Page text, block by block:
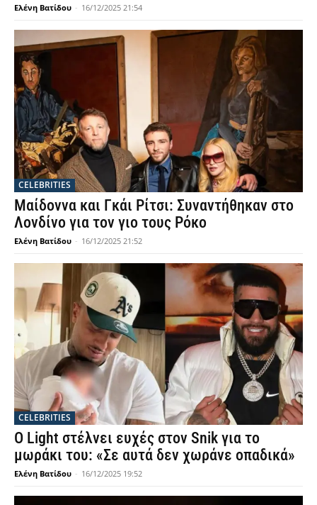
Ελένη Βατίδου - 16/12/2025 21:54
CELEBRITIES
Μαίδοννα και Γκάι Ρίτσι: Συναντήθηκαν στο
Λονδίνο για τον γιο τους Ρόκο
Ελένη Βατίδου - 16/12/2025 21:52
CELEBRITIES
Ο Light στέλνει ευχές στον Snik για το
μωράκι του: «Σε αυτά δεν χωράνε οπαδικά»
Ελένη Βατίδου - 16/12/2025 19:52